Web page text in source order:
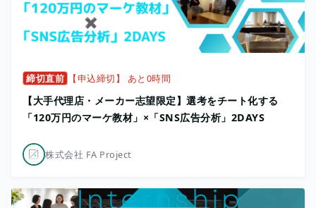
締切直前 【申込締切】 あと0時間
【大手代理店・メーカー志望限定】選考をチート化する
「120万円のマーケ教材」×「SNS広告分析」2DAYS
株式会社 FA Project